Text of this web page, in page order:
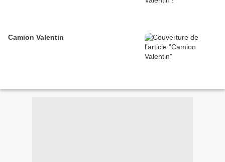
Camion Valentin